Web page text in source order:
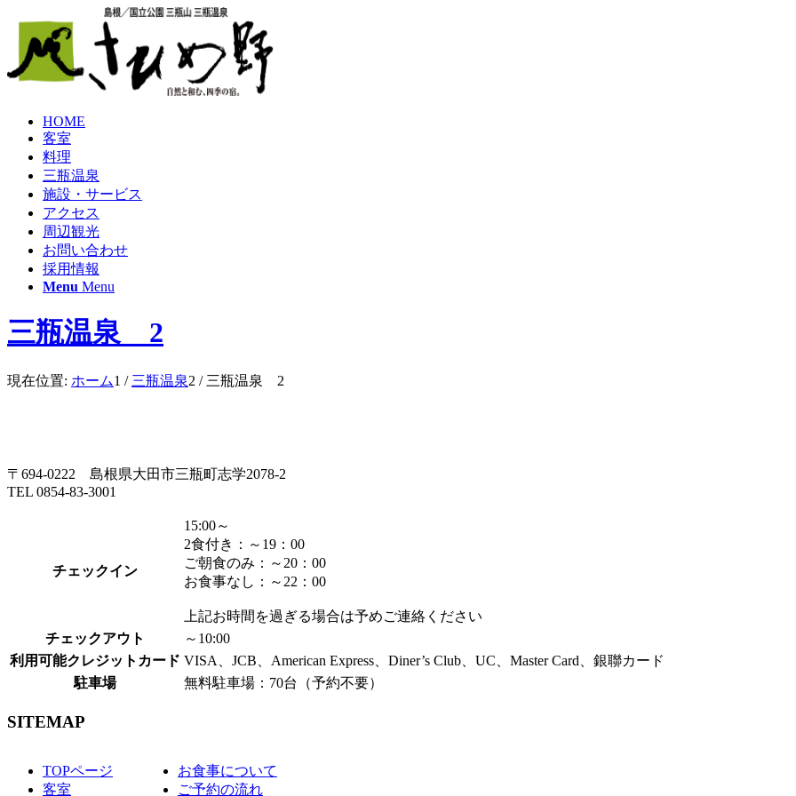
HOME
客室
料理
三瓶温泉
施設・サービス
アクセス
周辺観光
お問い合わせ
採用情報
Menu Menu
三瓶温泉 2
現在位置: ホーム1 / 三瓶温泉2 / 三瓶温泉 2
〒694-0222 島根県大田市三瓶町志学2078-2
TEL 0854-83-3001
チェックイン
15:00～
2食付き：～19：00
ご朝食のみ：～20：00
お食事なし：～22：00
上記お時間を過ぎる場合は予めご連絡ください
チェックアウト
～10:00
利用可能クレジットカード VISA、JCB、American Express、Diner’s Club、UC、Master Card、銀聯カード
駐車場
無料駐車場：70台（予約不要）
SITEMAP
TOPページ
客室
お食事について
ご予約の流れ